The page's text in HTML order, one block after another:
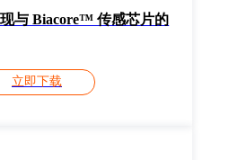
与 Biacore™ 传感芯片的
立即下载